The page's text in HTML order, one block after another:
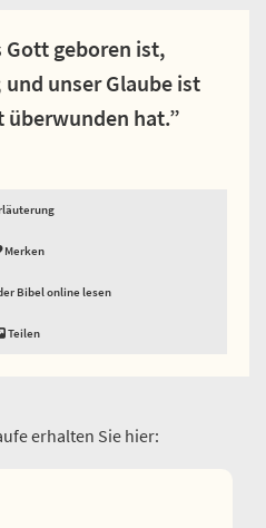
Gott geboren ist,
unser Glaube ist
überwunden hat.”
Merken
Bibel online lesen
Teilen
erhalten Sie hier: